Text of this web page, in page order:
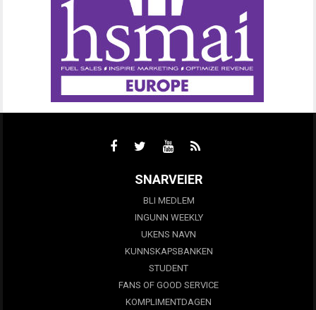
SNARVEIER
BLI MEDLEM
INGUNN WEEKLY
UKENS NAVN
KUNNSKAPSBANKEN
STUDENT
FANS OF GOOD SERVICE
KOMPLIMENTDAGEN